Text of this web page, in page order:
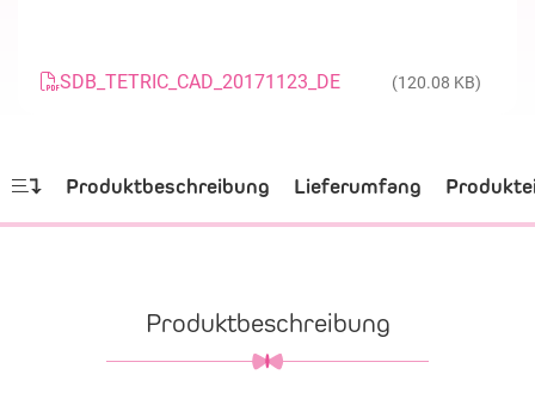
SDB_TETRIC_CAD_20171123_DE (120.08 KB)
Produktbeschreibung Lieferumfang
Produktbeschreibung